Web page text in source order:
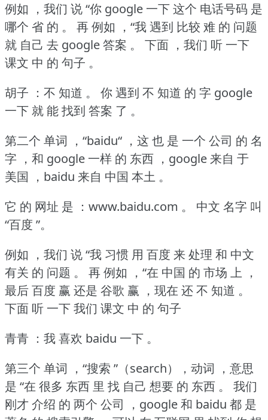
例如 ，我们 说 “你 google 一下 这个 电话号码 是
哪个 省 的 。
再 例如 ，“我 遇到 比较 难 的 问题
就 自己 去 google 答案 。
下面 ，我们 听 一下
课文 中 的 句子 。
胡子 ：不 知道 。
你 遇到 不 知道 的 字 google
一下 就 能 找到 答案 了 。
第二个 单词 ，“baidu“ ，这 也 是 一个 公司 的 名
字 ，和 google 一样 的 东西 ，google 来自 于
美国 ，baidu 来自 中国 本土 。
它 的 网址 是 ：www.baidu.com 。
中文 名字 叫
“百度 ”。
例如 ，我们 说 “我 习惯 用 百度 来 处理 和 中文
有关 的 问题 。
再 例如 ，“在 中国 的 市场 上 ，
最后 百度 赢 还是 谷歌 赢 ，现在 还 不 知道 。
下面 听 一下 我们 课文 中 的 句子
青青 ：我 喜欢 baidu 一下 。
第三个 单词 ，“搜索 ”（search），动词 ，意思
是 “在 很多 东西 里 找 自己 想要 的 东西 。
我们
刚才 介绍 的 两个 公司 ，google 和 baidu 都 是